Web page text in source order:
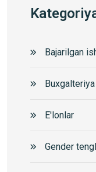
Bajarilgan
E'lonlar
Gender